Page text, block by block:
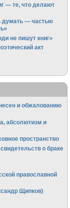
— те, что делают
думать — частью
не пишут книг»
акт
и обжалованию
абсолютизм и
пространство
о браке
православной
Щипков)